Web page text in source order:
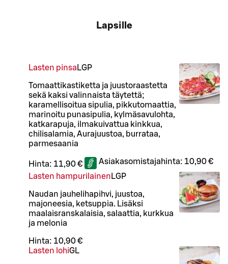
Lapsille
Lasten pinsa LGP
Tomaattikastiketta ja juustoraastetta
sekä kaksi valinnaista täytettä;
karamellisoitua sipulia, pikkutomaattia,
marinoitu punasipulia, kylmäsavulohta,
katkarapuja, ilmakuivattua kinkkua,
chilisalamia, Aurajuustoa, burrataa,
parmesaania
Hinta: 11,90 € Asiakasomistajahinta: 10,90 €
Lasten hampurilainen LGP
Naudan jauhelihapihvi, juustoa,
majoneesia, ketsuppia. Lisäksi
maalaisranskalaisia, salaattia, kurkkua
ja melonia
Hinta: 10,90 €
Lasten lohiGL